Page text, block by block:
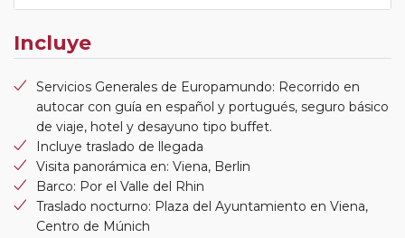
Incluye
Servicios Generales de Europamundo: Recorrido en
autocar con guía en español y portugués, seguro básico
de viaje, hotel y desayuno tipo buffet.
Incluye traslado de llegada
Visita panorámica en: Viena, Berlin
Barco: Por el Valle del Rhin
Traslado nocturno: Plaza del Ayuntamiento en Viena,
Centro de Múnich